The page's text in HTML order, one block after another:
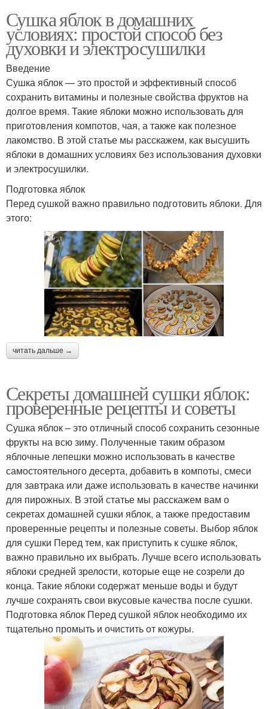
Сушка яблок в домашних
условиях: простой способ без
духовки и электросушилки
Введение
Сушка яблок — это простой и эффективный способ
сохранить витамины и полезные свойства фруктов на
долгое время. Такие яблоки можно использовать для
приготовления компотов, чая, а также как полезное
лакомство. В этой статье мы расскажем, как высушить
яблоки в домашних условиях без использования духовки
и электросушилки.
Подготовка яблок
Перед сушкой важно правильно подготовить яблоки. Для
этого:
читать дальше →
Секреты домашней сушки яблок:
проверенные рецепты и советы
Сушка яблок – это отличный способ сохранить сезонные
фрукты на всю зиму. Полученные таким образом
яблочные лепешки можно использовать в качестве
самостоятельного десерта, добавить в компоты, смеси
для завтрака или даже использовать в качестве начинки
для пирожных. В этой статье мы расскажем вам о
секретах домашней сушки яблок, а также предоставим
проверенные рецепты и полезные советы. Выбор яблок
для сушки Перед тем, как приступить к сушке яблок,
важно правильно их выбрать. Лучше всего использовать
яблоки средней зрелости, которые еще не созрели до
конца. Такие яблоки содержат меньше воды и будут
лучше сохранять свои вкусовые качества после сушки.
Подготовка яблок Перед сушкой яблок необходимо их
тщательно промыть и очистить от кожуры.